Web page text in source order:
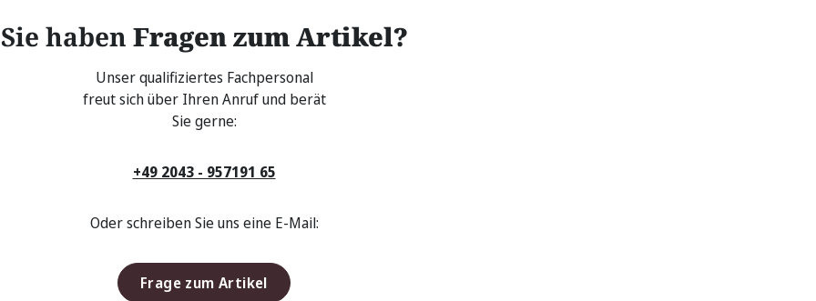
Sie haben Fragen zum Artikel?
Unser qualifiziertes Fachpersonal
freut sich über Ihren Anruf und berät
Sie gerne:
+49 2043 - 957191 65
Oder schreiben Sie uns eine E-Mail:
Frage zum Artikel